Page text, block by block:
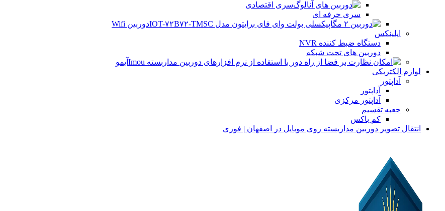
سری اقتصادی
سری حرفه ای
دوربین Wifi
اپلینکس
دستگاه ضبط کننده NVR
دوربین های تحت شبکه
آیمو
لوازم الکتریکی
آداپتور
آداپتور
آداپتور مرکزی
جعبه تقسیم
کم باکس
انتقال تصویر دوربین مداربسته روی موبایل در اصفهان | فوری